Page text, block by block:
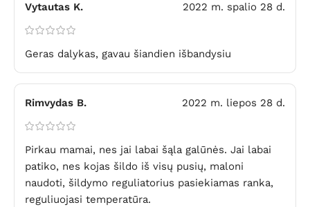
Vytautas K. 2022 m. spalio 28 d.
Geras dalykas, gavau šiandien išbandysiu
Rimvydas B. 2022 m. liepos 28 d.
Pirkau mamai, nes jai labai šąla galūnės. Jai labai
patiko, nes kojas šildo iš visų pusių, maloni
naudoti, šildymo reguliatorius pasiekiamas ranka,
reguliuojasi temperatūra.